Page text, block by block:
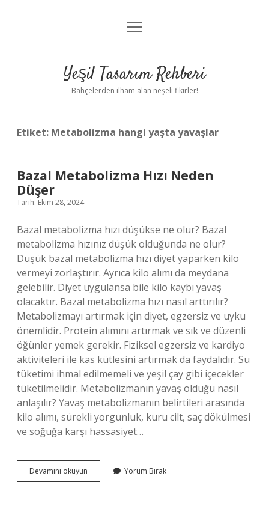
Anasayfa
Yasal Uyarı
menüyü
Yeşil Tasarım Rehberi
Bahçelerden ilham alan neşeli fikirler!
Etiket: Metabolizma hangi yaşta yavaşlar
Bazal Metabolizma Hızı Neden
Düşer
Tarih: Ekim 28, 2024
Bazal metabolizma hızı düşükse ne olur? Bazal
metabolizma hızınız düşük olduğunda ne olur?
Düşük bazal metabolizma hızı diyet yaparken kilo
vermeyi zorlaştırır. Ayrıca kilo alımı da meydana
gelebilir. Diyet uygulansa bile kilo kaybı yavaş
olacaktır. Bazal metabolizma hızı nasıl arttırılır?
Metabolizmayı artırmak için diyet, egzersiz ve uyku
önemlidir. Protein alımını artırmak ve sık ve düzenli
öğünler yemek gerekir. Fiziksel egzersiz ve kardiyo
aktiviteleri ile kas kütlesini artırmak da faydalıdır. Su
tüketimi ihmal edilmemeli ve yeşil çay gibi içecekler
tüketilmelidir. Metabolizmanın yavaş olduğu nasıl
anlaşılır? Yavaş metabolizmanın belirtileri arasında
kilo alımı, sürekli yorgunluk, kuru cilt, saç dökülmesi
ve soğuğa karşı hassasiyet…
Devamını okuyun
Metabolizma
Yorum Bırak